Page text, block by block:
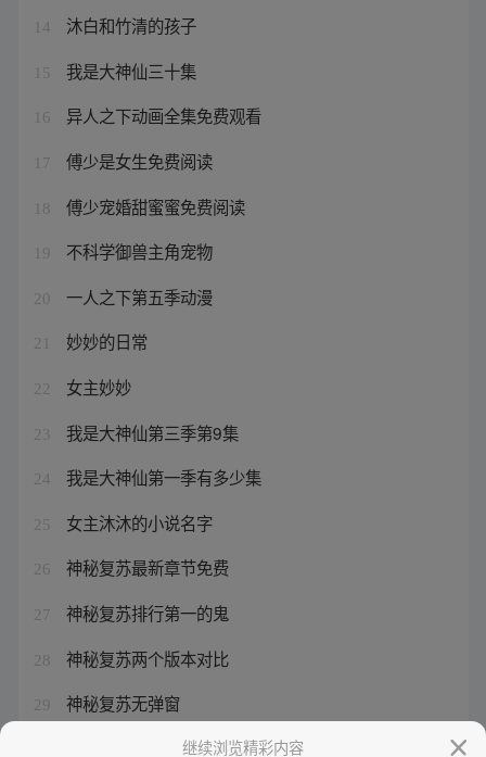
14 沐白和竹清的孩子
15 我是大神仙三十集
16 异人之下动画全集免费观看
17 傅少是女生免费阅读
18 傅少宠婚甜蜜蜜免费阅读
19 不科学御兽主角宠物
20 一人之下第五季动漫
21 妙妙的日常
22 女主妙妙
23 我是大神仙第三季第9集
24 我是大神仙第一季有多少集
25 女主沐沐的小说名字
26 神秘复苏最新章节免费
27 神秘复苏排行第一的鬼
28 神秘复苏两个版本对比
29 神秘复苏无弹窗
继续浏览精彩内容